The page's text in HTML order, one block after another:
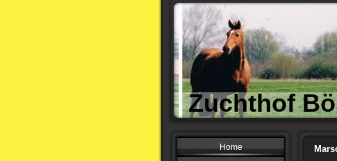
Zuchthof
Home